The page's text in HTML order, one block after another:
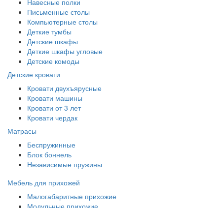
Письменные столы
Компьютерные столы
Деткие тумбы
Детские шкафы
Деткие шкафы угловые
Детские комоды
Детские кровати
Кровати двухъярусные
Кровати машины
Кровати от 3 лет
Кровати чердак
Матрасы
Беспружинные
Блок боннель
Независимые пружины
Мебель для прихожей
Малогабаритные прихожие
Модульные прихожие